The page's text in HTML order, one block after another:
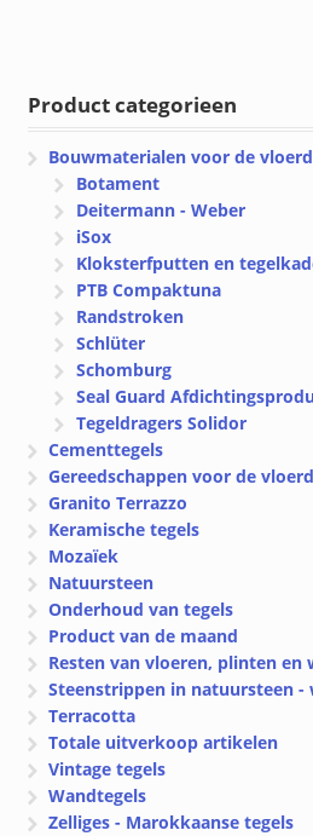
Product categorieen
Bouwmaterialen voor de
Botament
Deitermann - Weber
iSox
Kloksterfputten en
PTB Compaktuna
Randstroken
Schlüter
Schomburg
Seal Guard
Tegeldragers Solidor
Cementtegels
Gereedschappen voor de
Granito Terrazzo
Keramische tegels
Mozaïek
Natuursteen
Onderhoud van tegels
Product van de maand
Resten van vloeren, plinten en
Steenstrippen in natuursteen -
Terracotta
Totale uitverkoop artikelen
Vintage tegels
Wandtegels
Zelliges - Marokkaanse tegels